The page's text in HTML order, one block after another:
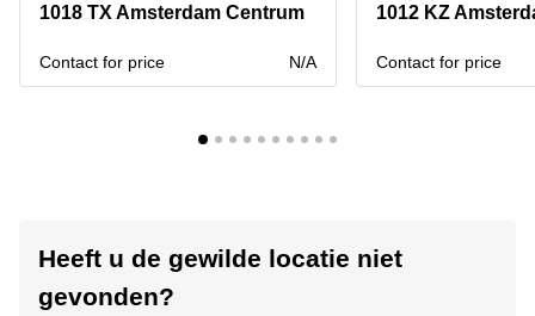
1018 TX Amsterdam Centrum
Contact for price N/A
1012 KZ
Contact for price
Heeft u de gewilde locatie niet
gevonden?